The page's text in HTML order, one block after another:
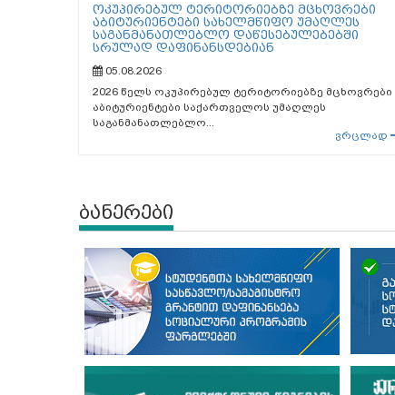
ოკუპირებულ ტერიტორიებზე მცხოვრები
აბიტურიენტები სახელმწიფო უმაღლეს
საგანმანათლებლო დაწესებულებებში
სრულად დაფინანსდებიან
05.08.2026
2026 წელს ოკუპირებულ ტერიტორიებზე მცხოვრები
აბიტურიენტები საქართველოს უმაღლეს
საგანმანათლებლო...
ვრცლად
ბანერები